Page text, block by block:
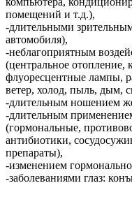
помещений и т.д.),
-длительными
автомобиля),
-неблагоприятным
(центральное отопление,
флуоресцентные лампы,
ветер, холод, пыль, дым,
-длительным ношением
-длительным
(гормональные,
антибиотики,
препараты),
-изменением
-заболеваниями глаз: